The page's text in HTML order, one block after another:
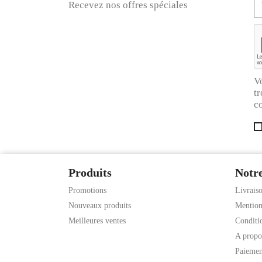
Recevez nos offres spéciales
Produits
Promotions
Nouveaux produits
Meilleures ventes
A